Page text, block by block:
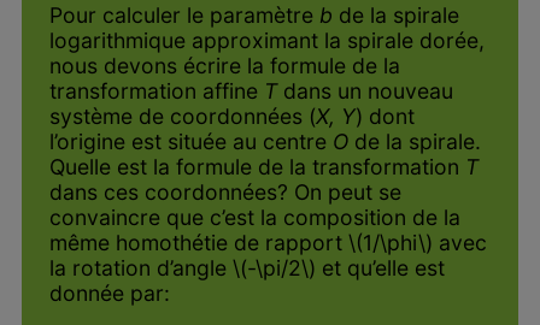
Pour calculer le paramètre b de la spirale
logarithmique approximant la spirale dorée,
nous devons écrire la formule de la
transformation affine Tdans un nouveau
système de coordonnées (X, Y) dont
l’origine est située au centre Ode la spirale.
Quelle est la formule de la transformation T
dans ces coordonnées? On peut se
convaincre que c’est la composition de la
même homothétie de rapport \(1/\phi\) avec
la rotation d’angle \(-\pi/2\) et qu’elle est
donnée par: